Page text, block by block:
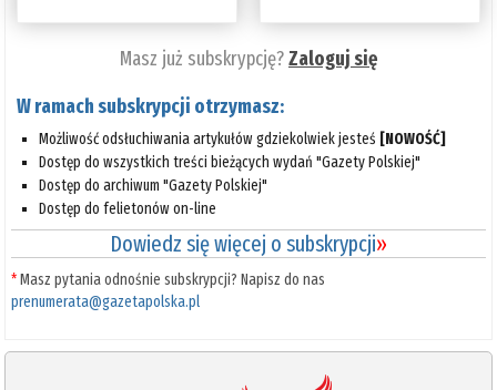
Masz już subskrypcję?Zaloguj się
W ramach subskrypcji otrzymasz:
Możliwość odsłuchiwania artykułów gdziekolwiek jesteś [NOWOŚĆ]
Dostęp do wszystkich treści bieżących wydań "Gazety Polskiej"
Dostęp do archiwum "Gazety Polskiej"
Dostęp do felietonów on-line
Dowiedz się więcej o subskrypcji»
*Masz pytania odnośnie subskrypcji? Napisz do nas
prenumerata@gazetapolska.pl